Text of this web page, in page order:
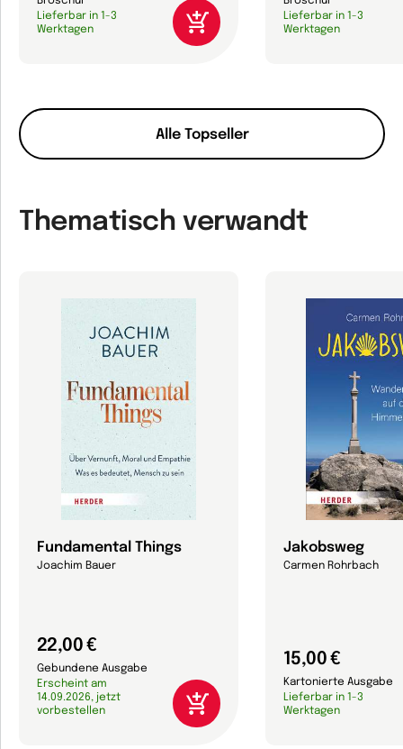
Alle Topseller
Lieferbar in 1-3
Werktagen
Lieferbar in 1-3
Werktagen
Thematisch verwandt
Fundamental Things
Joachim Bauer
22,00 €
Gebundene Ausgabe
Erscheint am
14.09.2026, jetzt
vorbestellen
Jakobsweg
Carmen Rohrbach
15,00 €
Kartonierte Ausgabe
Lieferbar in 1-3
Werktagen